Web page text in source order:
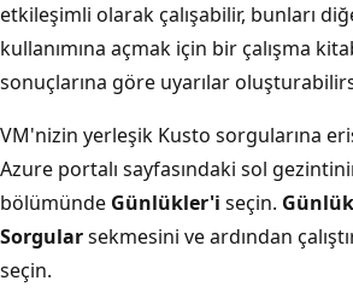
etkileşimli olarak çalışabilir, bunları
kullanımına açmak için bir çalışma
sonuçlarına göre uyarılar
VM'nizin yerleşik Kusto sorgularına
Azure portalı sayfasındaki sol
bölümünde Günlükler'i seçin.
Sorgularsekmesini ve ardından
seçin.